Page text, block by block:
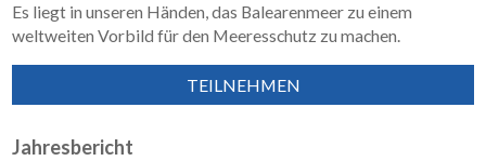
Es liegt in unseren Händen, das Balearenmeer zu einem
weltweiten Vorbild für den Meeresschutz zu machen.
TEILNEHMEN
Jahresbericht